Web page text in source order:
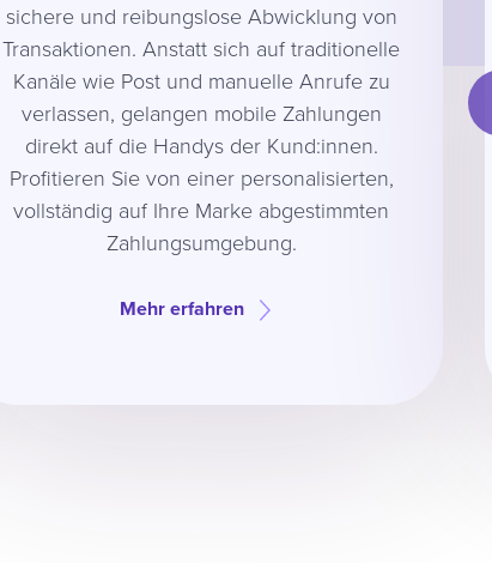
sichere und reibungslose Abwicklung von
Transaktionen. Anstatt sich auf traditionelle
Kanäle wie Post und manuelle Anrufe zu
verlassen, gelangen mobile Zahlungen
direkt auf die Handys der Kund:innen.
Profitieren Sie von einer personalisierten,
vollständig auf Ihre Marke abgestimmten
Zahlungsumgebung.
Mehr erfahren